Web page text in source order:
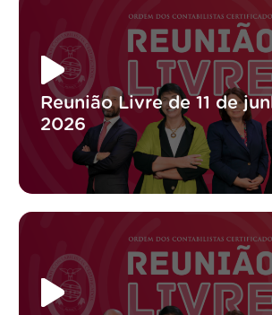
Reunião Livre de 11 de
2026